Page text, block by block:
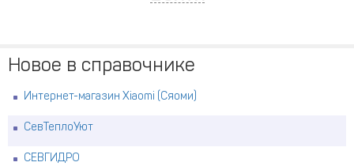
Новое в справочнике
Интернет-магазин Xiaomi (Сяоми)
СевТеплоУют
СЕВГИДРО